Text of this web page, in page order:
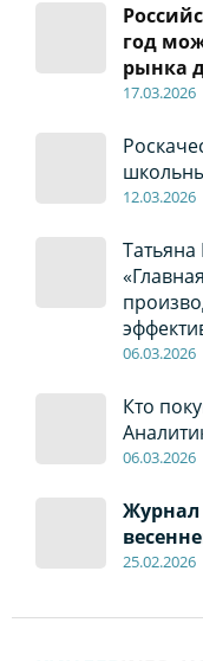
год
рынка
17.03.2026
12.03.2026
06.03.2026
Кто
06.03.2026
25.02.2026